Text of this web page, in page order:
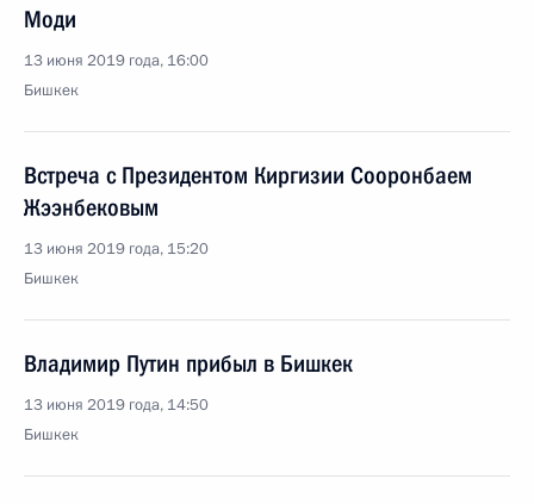
Моди
13 июня 2019 года, 16:00
Бишкек
Встреча с Президентом Киргизии Сооронбаем
Жээнбековым
13 июня 2019 года, 15:20
Бишкек
Владимир Путин прибыл в Бишкек
13 июня 2019 года, 14:50
Бишкек